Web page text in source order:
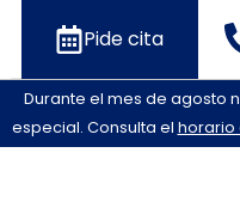
Pide cita
Durante el mes de agosto
especial. Consulta el horario